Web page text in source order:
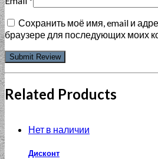
Сохранить моё имя, email и
браузере для последующих моих
Related Products
Нет в наличии
Дисконт